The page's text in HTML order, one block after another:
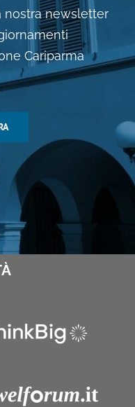
nostra newsletter
Cariparma